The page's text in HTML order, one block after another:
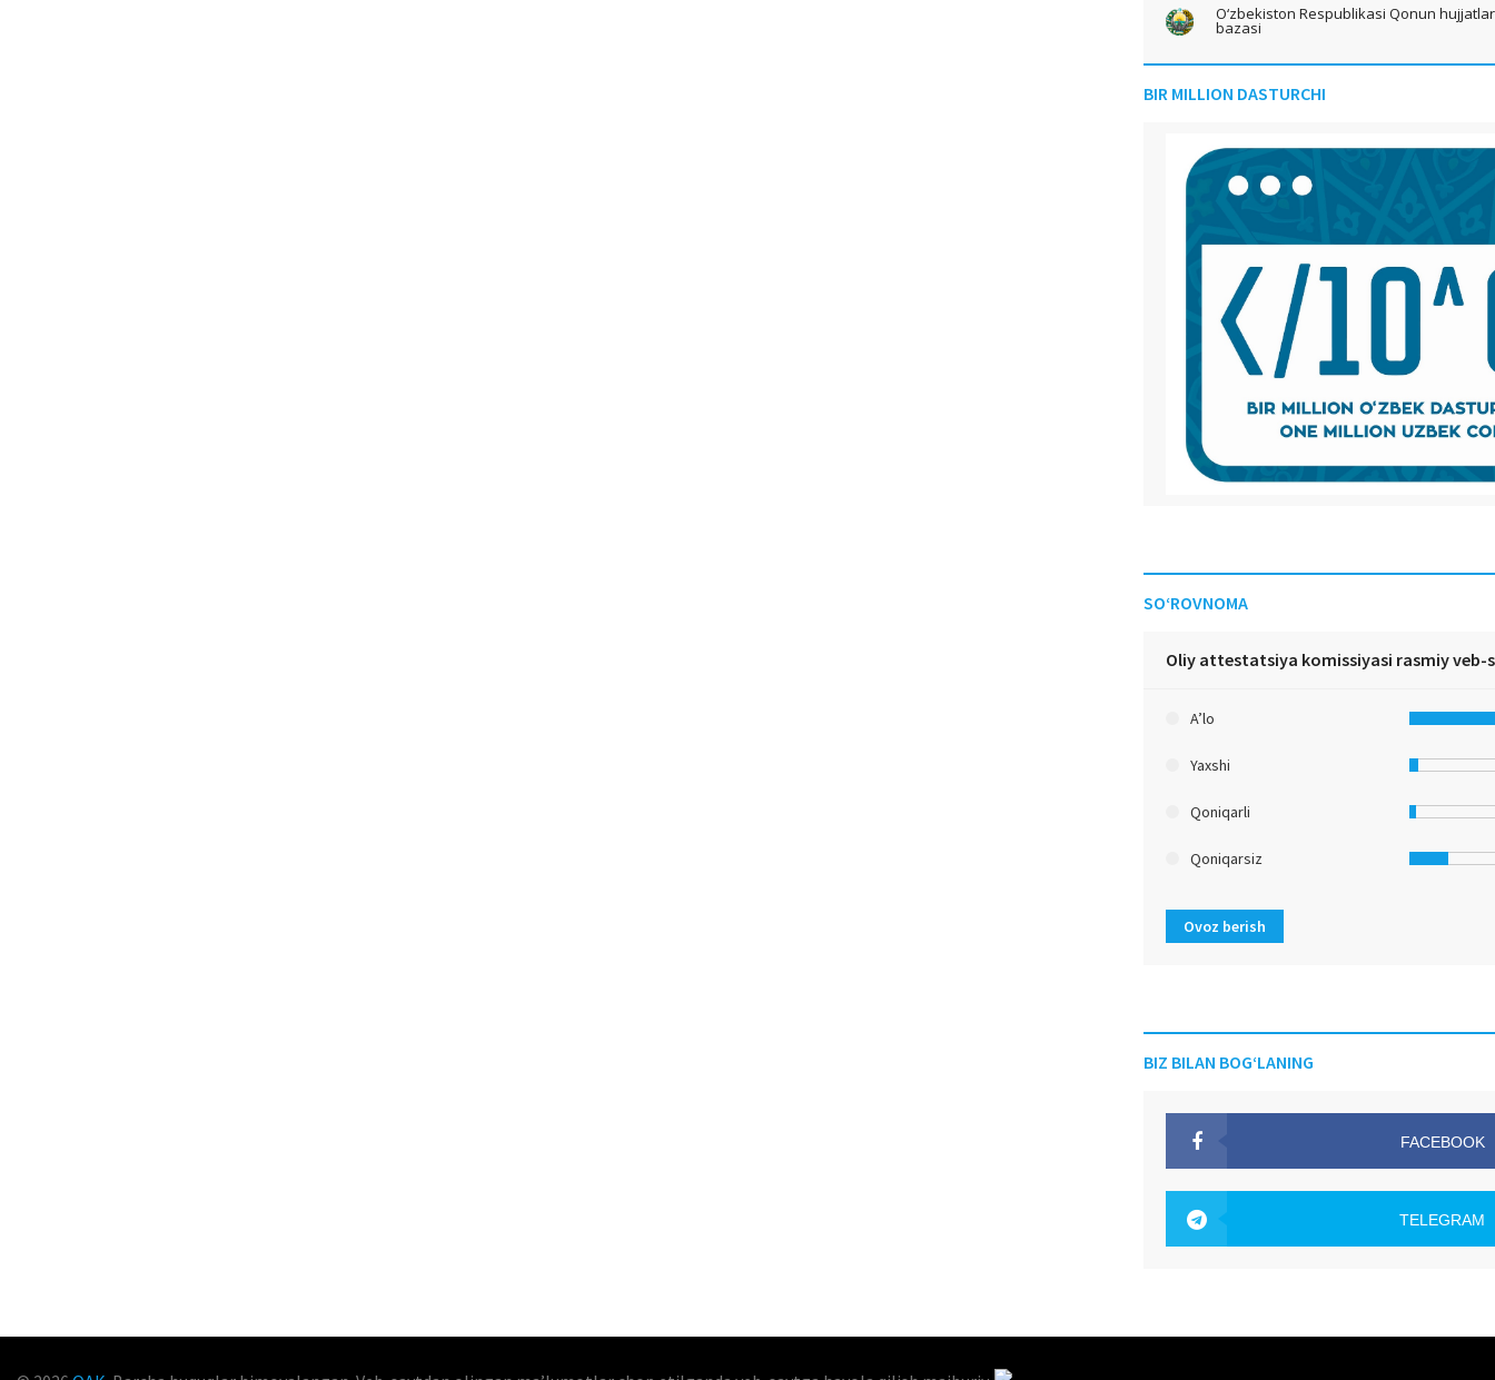
O‘zbekiston Respublikasi Qonun
bazasi
BIR MILLION DASTURCHI
SO‘ROVNOMA
Oliy attestatsiya komissiyasi rasmiy
A’lo
Yaxshi
Qoniqarli
Qoniqarsiz
Ovoz berish
BIZ BILAN BOG‘LANING
FACEBOOK
TELEGRAM